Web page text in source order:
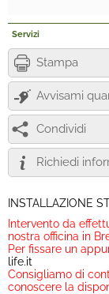
Servizi
Stampa
Avvisami
Condividi
Richiedi
INSTALLAZIONE
Intervento da
nostra officina in
Per fissare un
life.it
Consigliamo di
conoscere la